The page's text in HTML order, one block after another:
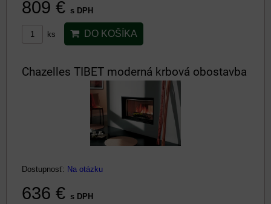
809 € s DPH
ks DO KOŠÍKA
Chazelles TIBET moderná krbová obostavba
Dostupnosť: Na otázku
636 € s DPH